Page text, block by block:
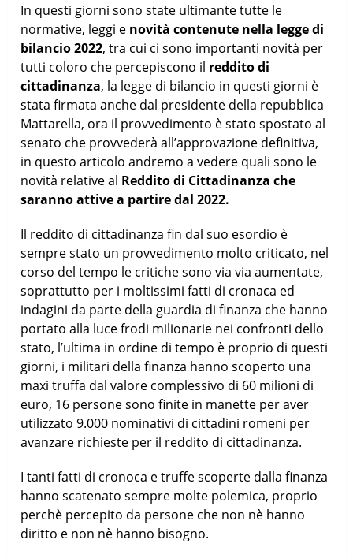
In questi giorni sono state ultimante tutte le
normative, leggi e novità contenute nella legge di
bilancio 2022, tra cui ci sono importanti novità per
tutti coloro che percepiscono il reddito di
cittadinanza, la legge di bilancio in questi giorni è
stata firmata anche dal presidente della repubblica
Mattarella, ora il provvedimento è stato spostato al
senato che provvederà all’approvazione definitiva,
in questo articolo andremo a vedere quali sono le
novità relative al Reddito di Cittadinanza che
saranno attive a partire dal 2022.
Il reddito di cittadinanza fin dal suo esordio è
sempre stato un provvedimento molto criticato, nel
corso del tempo le critiche sono via via aumentate,
soprattutto per i moltissimi fatti di cronaca ed
indagini da parte della guardia di finanza che hanno
portato alla luce frodi milionarie nei confronti dello
stato, l’ultima in ordine di tempo è proprio di questi
giorni, i militari della finanza hanno scoperto una
maxi truffa dal valore complessivo di 60 milioni di
euro, 16 persone sono finite in manette per aver
utilizzato 9.000 nominativi di cittadini romeni per
avanzare richieste per il reddito di cittadinanza.
I tanti fatti di cronoca e truffe scoperte dalla finanza
hanno scatenato sempre molte polemica, proprio
perchè percepito da persone che non nè hanno
diritto e non nè hanno bisogno.